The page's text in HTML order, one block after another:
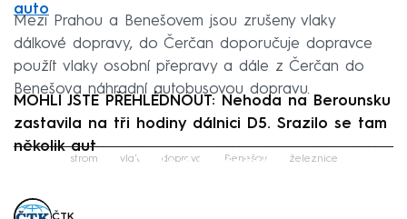
auto
Mezi Prahou a Benešovem jsou zrušeny vlaky
dálkové dopravy, do Čerčan doporučuje dopravce
použít vlaky osobní přepravy a dále z Čerčan do
Benešova náhradní autobusovou dopravu.
MOHLI JSTE PŘEHLÉDNOUT: Nehoda na Berounsku
zastavila na tři hodiny dálnici D5. Srazilo se tam
několik aut
Failed to fetch
strom vlak doprava Benešov železnice